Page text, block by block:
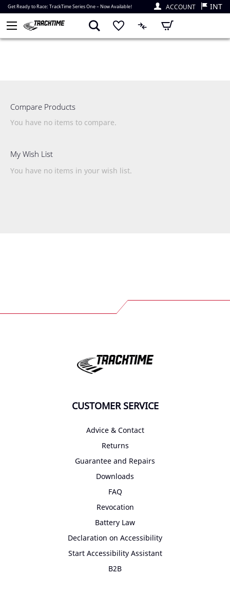
Get Ready to Race: TrackTime Series One – Now Available! ACCOUNT INT
My Cart
Compare Products
You have no items to compare.
My Wish List
You have no items in your wish list.
CUSTOMER SERVICE
Advice & Contact
Returns
Guarantee and Repairs
Downloads
FAQ
Revocation
Battery Law
Declaration on Accessibility
Start Accessibility Assistant
B2B